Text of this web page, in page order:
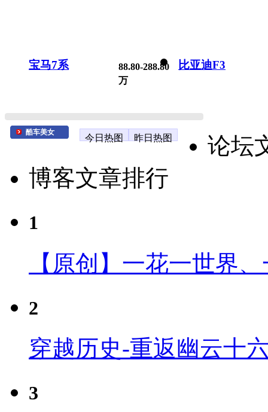
宝马7系
88.80-288.80
万
比亚迪F3
酷车美女
今日热图 昨日热图
论坛
博客文章排行
1
【原创】一花一世界
2
穿越历史-重返幽云十
3